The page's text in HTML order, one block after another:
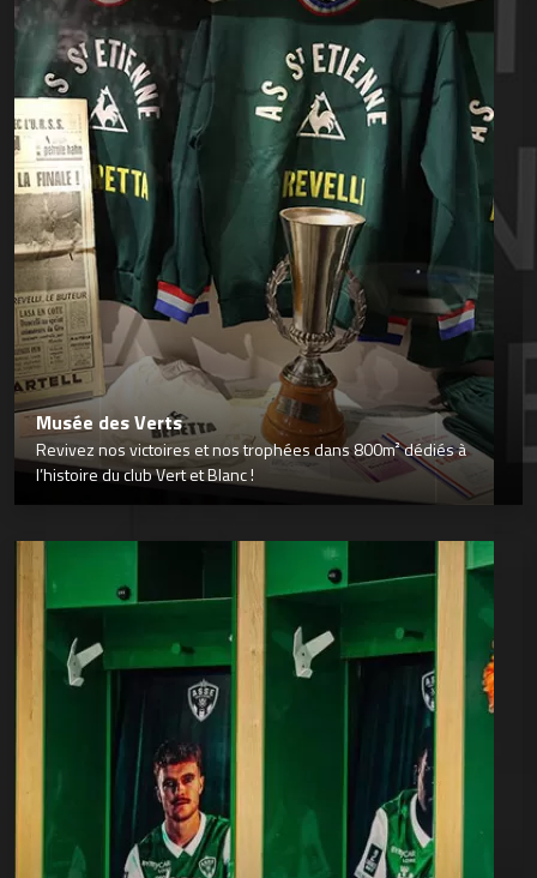
Musée des Verts
Revivez nos victoires et nos trophées dans 800m² dédiés à
l’histoire du club Vert et Blanc !